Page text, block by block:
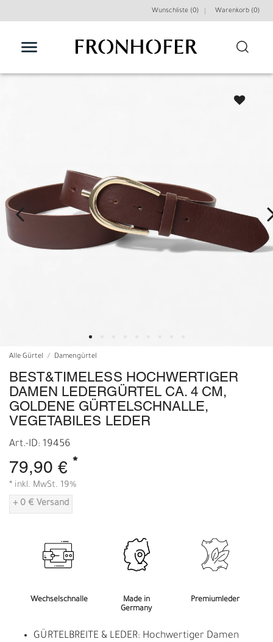
Wunschliste (0) Warenkorb (0)
Alle Gürtel Damengürtel
BEST&TIMELESS HOCHWERTIGER
DAMEN LEDERGÜRTEL CA. 4 CM,
GOLDENE GÜRTELSCHNALLE,
VEGETABILES LEDER
Art.-ID: 19456
79,90 € *
* inkl. MwSt. 19%
+ 0 € Versand
Wechselschnalle
Made in
Germany
Premiumleder
GÜRTELBREITE & LEDER: Hochwertiger Damen